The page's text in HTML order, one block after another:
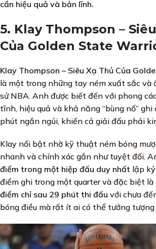
cần hiệu quả và bản lĩnh.
5. Klay Thompson –
Của Golden State
Klay Thompson – Siêu Xạ Thủ Của
là một trong những tay ném xuất sắc và
sử NBA. Anh được biết đến với phong
tĩnh, hiệu quả và khả năng “bùng nổ”
phút ngắn ngủi, khiến cả giải đấu phải
Klay nổi bật nhờ kỹ thuật ném bóng
nhanh và chính xác gần như tuyệt đối.
điểm trong một hiệp đấu duy nhất lập
điểm ghi trong một quarter và đặc biệt
điểm chỉ sau 29 phút thi đấu với chưa
bóng điều mà rất ít ai có thể tưởng tượng